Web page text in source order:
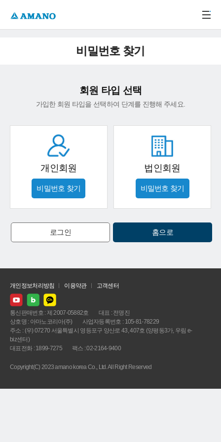
비밀번호 찾기
회원 타입 선택
가입한 회원 타입을 선택하여 단계를 진행해 주세요.
개인회원
비밀번호 찾기
법인회원
비밀번호 찾기
로그인 홈으로
개인정보처리방침 이용약관 고객센터
통신판매번호 : 제 2007-05882호
대표 : 전명진
상호명 : 아마노코리아(주)
사업자등록번호 : 105-81-78229
주소 : (우) 07270 서울특별시 영등포구 양산로 43, 407호 (양평동3가, 우림 e-
biz센터)
대표전화 : 1899-7275
팩스 : 02-2164-9400
Copyright(C) 2023 amano korea Co., Ltd. All Right Reserved